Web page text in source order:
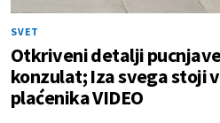
SVET
Otkriveni detalji
konzulat; Iza svega stoji
plaćenika VIDEO